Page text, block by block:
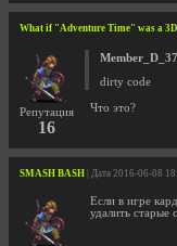
What if "Adventure Time" was a
Репутация
16
dirty code
Что это?
SMASH BASH | Дата 2016-06-08
Если в игре
удалить старые